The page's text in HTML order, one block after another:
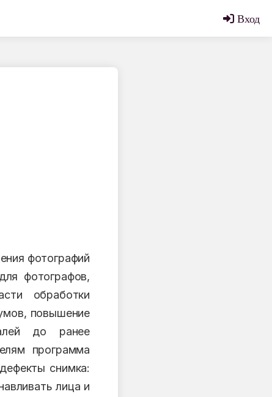
Вход
фотографий
фотографов,
обработки
повышение
до ранее
программа
снимка:
лица и